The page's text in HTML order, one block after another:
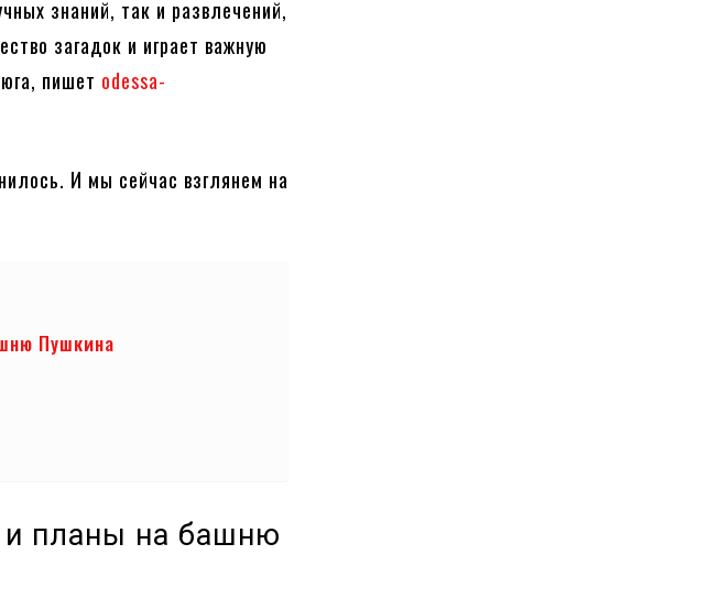
знаний, так и развлечений,
загадок и играет важную
пишет odessa-
И мы сейчас взглянем на
Пушкина
планы на башню